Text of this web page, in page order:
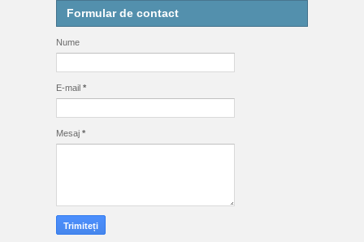
Formular de contact
Nume
E-mail *
Mesaj *